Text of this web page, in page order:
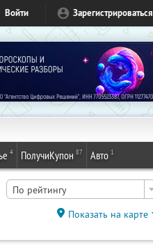
Войти Зарегистрироваться
4 ПолучиКупон 87 Авто 1
По рейтингу
Показать на карте